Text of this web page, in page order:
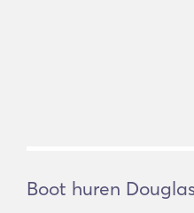
Boot huren